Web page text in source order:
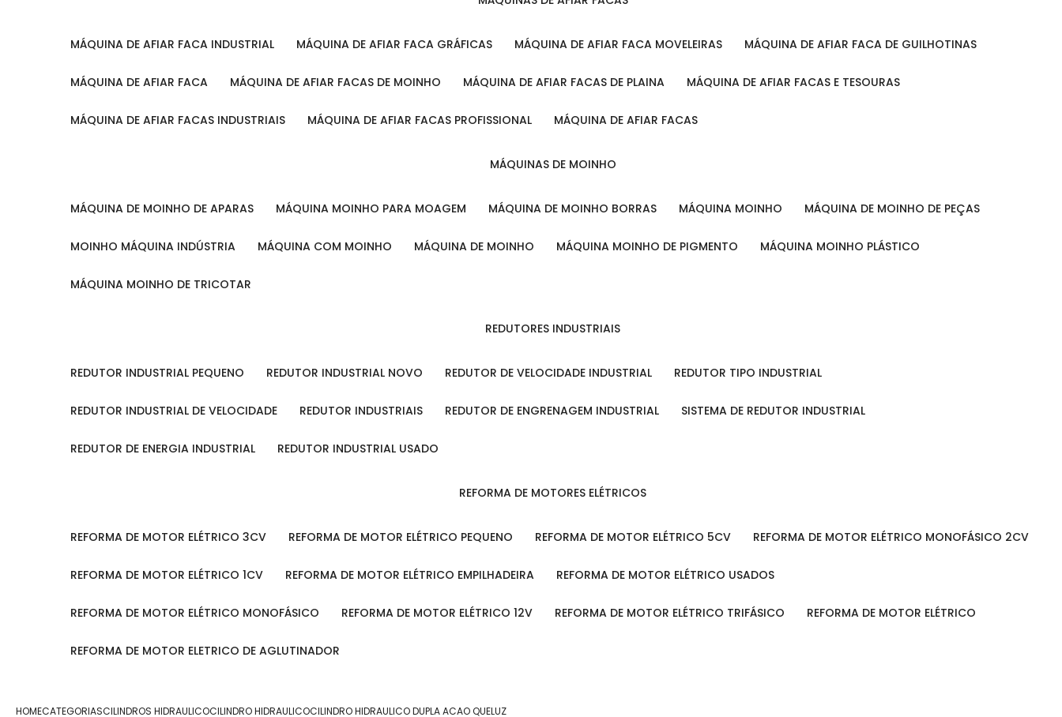
MÁQUINA DE AFIAR FACA INDUSTRIAL MÁQUINA DE AFIAR FACA GRÁFICAS MÁQUINA DE AFIAR FACA MOVELEIRAS MÁQUINA DE AFIAR FACA DE GUILHOTINAS
MÁQUINA DE AFIAR FACA MÁQUINA DE AFIAR FACAS DE MOINHO MÁQUINA DE AFIAR FACAS DE PLAINA MÁQUINA DE AFIAR FACAS E TESOURAS
MÁQUINA DE AFIAR FACAS INDUSTRIAIS MÁQUINA DE AFIAR FACAS PROFISSIONAL MÁQUINA DE AFIAR FACAS
MÁQUINAS DE MOINHO
MÁQUINA DE MOINHO DE APARAS MÁQUINA MOINHO PARA MOAGEM MÁQUINA DE MOINHO BORRAS MÁQUINA MOINHO MÁQUINA DE MOINHO DE PEÇAS
MOINHO MÁQUINA INDÚSTRIA MÁQUINA COM MOINHO MÁQUINA DE MOINHO MÁQUINA MOINHO DE PIGMENTO MÁQUINA MOINHO PLÁSTICO
MÁQUINA MOINHO DE TRICOTAR
REDUTORES INDUSTRIAIS
REDUTOR INDUSTRIAL PEQUENO REDUTOR INDUSTRIAL NOVO REDUTOR DE VELOCIDADE INDUSTRIAL REDUTOR TIPO INDUSTRIAL
REDUTOR INDUSTRIAL DE VELOCIDADE REDUTOR INDUSTRIAIS REDUTOR DE ENGRENAGEM INDUSTRIAL SISTEMA DE REDUTOR INDUSTRIAL
REDUTOR DE ENERGIA INDUSTRIAL REDUTOR INDUSTRIAL USADO
REFORMA DE MOTORES ELÉTRICOS
REFORMA DE MOTOR ELÉTRICO 3CV REFORMA DE MOTOR ELÉTRICO PEQUENO REFORMA DE MOTOR ELÉTRICO 5CV REFORMA DE MOTOR ELÉTRICO MONOFÁSICO 2CV
REFORMA DE MOTOR ELÉTRICO 1CV REFORMA DE MOTOR ELÉTRICO EMPILHADEIRA REFORMA DE MOTOR ELÉTRICO USADOS
REFORMA DE MOTOR ELÉTRICO MONOFÁSICO REFORMA DE MOTOR ELÉTRICO 12V REFORMA DE MOTOR ELÉTRICO TRIFÁSICO REFORMA DE MOTOR ELÉTRICO
REFORMA DE MOTOR ELETRICO DE AGLUTINADOR
HOMECATEGORIASCILINDROS HIDRAULICOCILINDRO HIDRAULICOCILINDRO HIDRAULICO DUPLA ACAO QUELUZ